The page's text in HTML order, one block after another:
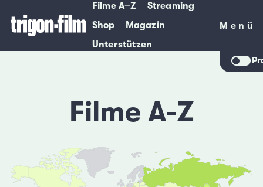
Filme A–Z
Streaming
Shop
Magazin
Unterstützen
Menü
Menü
Filme A-Z